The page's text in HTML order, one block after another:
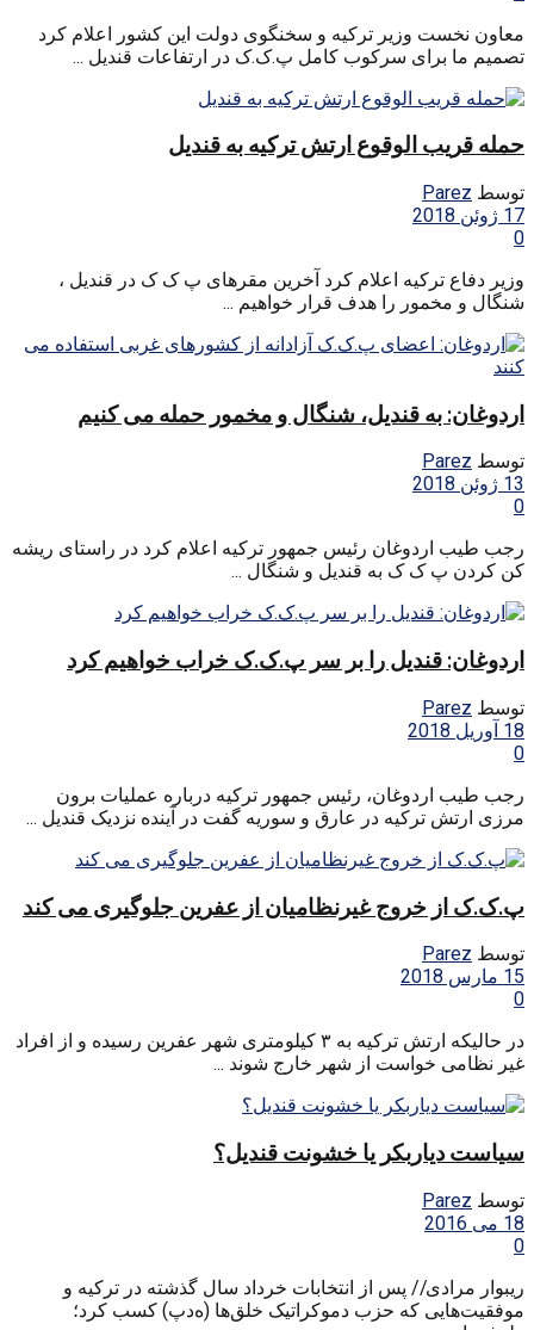
معاون نخست وزیر ترکیه و سخنگوی دولت این کشور اعلام کرد
تصمیم ما برای سرکوب کامل پ.ک.ک در ارتفاعات قندیل ...
حمله قریب الوقوع ارتش ترکیه به قندیل
توسط Parez
17 ژوئن 2018
0
وزیر دفاع ترکیه اعلام کرد آخرین مقرهای پ ک ک در قندیل ،
شنگال و مخمور را هدف قرار خواهیم ...
اردوغان: به قندیل، شنگال و مخمور حمله می کنیم
توسط Parez
13 ژوئن 2018
0
رجب طیب اردوغان رئیس جمهور ترکیه اعلام کرد در راستای ریشه
کن کردن پ ک ک به قندیل و شنگال ...
اردوغان: قندیل را بر سر پ.ک.ک خراب خواهیم کرد
توسط Parez
18 آوریل 2018
0
رجب طیب اردوغان، رئیس جمهور ترکیه درباره عملیات برون
مرزی ارتش ترکیه در عارق و سوریه گفت در آینده نزدیک قندیل ...
پ.ک.ک از خروج غیرنظامیان از عفرین جلوگیری می کند
توسط Parez
15 مارس 2018
0
در حالیکه ارتش ترکیه به ۳ کیلومتری شهر عفرین رسیده و از افراد
غیر نظامی خواست از شهر خارج شوند ...
سیاست دیاربکر یا خشونت قندیل؟
توسط Parez
18 می 2016
0
ریبوار مرادی// پس از انتخابات خرداد سال گذشته در ترکیه و
موفقیت‌هایی که حزب دموکراتیک خلق‌ها (ه‌د‌پ) کسب کرد؛